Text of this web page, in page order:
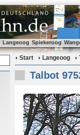
Langeoog Spiekeroog
Start Langeoog
Talbot